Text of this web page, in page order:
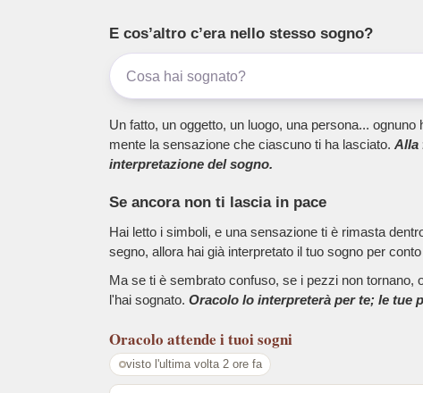
E cos’altro c’era nello stesso sogno?
Un fatto, un oggetto, un luogo, una persona...
mente la sensazione che ciascuno ti ha lasciato. Alla
interpretazione del sogno.
Se ancora non ti lascia in pace
Hai letto i simboli, e una sensazione ti è rimasta
segno, allora hai già interpretato il tuo sogno per
Ma se ti è sembrato confuso, se i pezzi non
l'hai sognato. Oracolo lo interpreterà per te; le tue
Oracolo attende i tuoi sogni
visto l'ultima volta 2 ore fa